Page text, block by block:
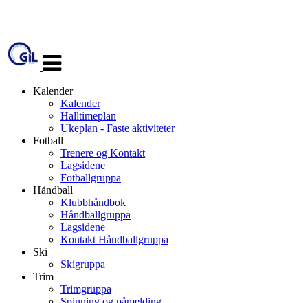
navigasjon
Kalender
Kalender
Halltimeplan
Ukeplan - Faste aktiviteter
Fotball
Trenere og Kontakt
Lagsidene
Fotballgruppa
Håndball
Klubbhåndbok
Håndballgruppa
Lagsidene
Kontakt Håndballgruppa
Ski
Skigruppa
Trim
Trimgruppa